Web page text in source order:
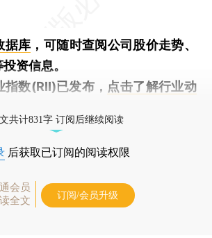
据库 ，可随时查阅公司股价走势、
资信息。
数(RII)已发布， 点击了解行业动
共计831字 订阅后继续阅读
后获取已订阅的阅读权限
会员
全文
订阅/会员升级